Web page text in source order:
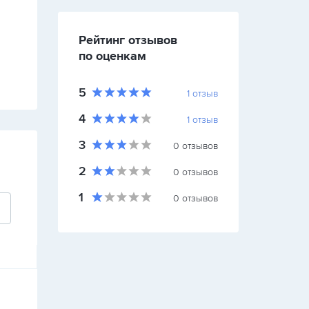
Рейтинг отзывов
по оценкам
5 1 отзыв
4 1 отзыв
3 0 отзывов
2 0 отзывов
1 0 отзывов